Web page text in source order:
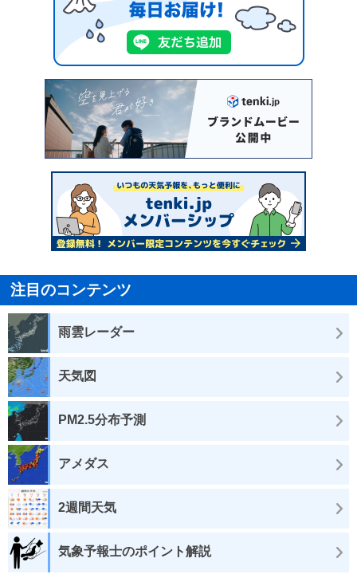
注目のコンテンツ
雨雲レーダー
天気図
PM2.5分布予測
アメダス
2週間天気
気象予報士のポイント解説